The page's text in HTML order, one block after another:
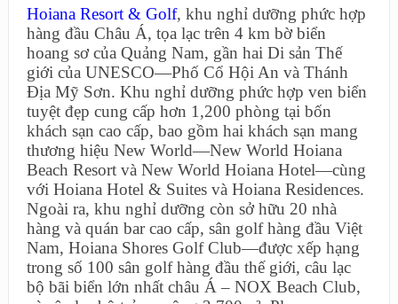
Hoiana Resort & Golf, khu nghỉ dưỡng phức hợp
hàng đầu Châu Á, tọa lạc trên 4 km bờ biển
hoang sơ của Quảng Nam, gần hai Di sản Thế
giới của UNESCO—Phố Cổ Hội An và Thánh
Địa Mỹ Sơn. Khu nghỉ dưỡng phức hợp ven biển
tuyệt đẹp cung cấp hơn 1,200 phòng tại bốn
khách sạn cao cấp, bao gồm hai khách sạn mang
thương hiệu New World—New World Hoiana
Beach Resort và New World Hoiana Hotel—cùng
với Hoiana Hotel & Suites và Hoiana Residences.
Ngoài ra, khu nghỉ dưỡng còn sở hữu 20 nhà
hàng và quán bar cao cấp, sân golf hàng đầu Việt
Nam, Hoiana Shores Golf Club—được xếp hạng
trong số 100 sân golf hàng đầu thế giới, câu lạc
bộ bãi biển lớn nhất châu Á – NOX Beach Club,